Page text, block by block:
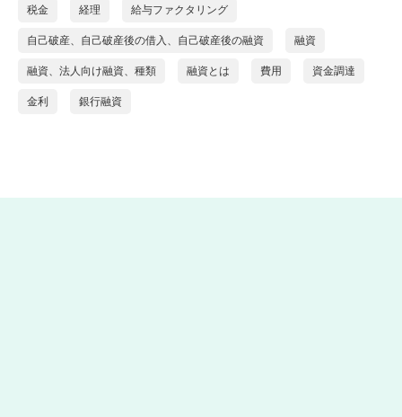
税金 経理 給与ファクタリング
自己破産、自己破産後の借入、自己破産後の融資 融資
融資、法人向け融資、種類 融資とは 費用 資金調達
金利 銀行融資